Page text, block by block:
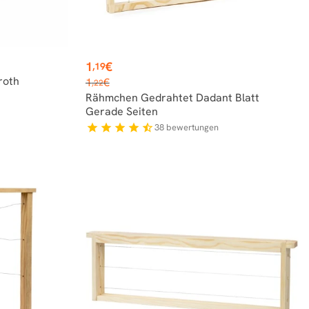
Preis
1,19€
Verkaufspreis
1,22€
Rähmchen Gedrahtet Dadant Blatt
Gerade Seiten
star star star star star_half38 bewertungen